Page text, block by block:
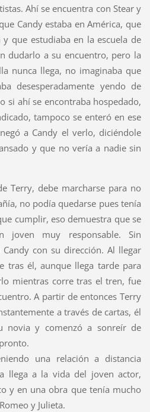
Ahí se encuentra con Stear y
Candy estaba en América, que
que estudiaba en la escuela de
dudarlo a su encuentro, pero la
nunca llega, no imaginaba que
desesperadamente yendo de
si ahí se encontraba hospedado,
tampoco se enteró en ese
a Candy el verlo, diciéndole
y que no vería a nadie sin
Terry, debe marcharse para no
no podía quedarse pues tenía
cumplir, eso demuestra que se
joven muy responsable. Sin
con su dirección. Al llegar
tras él, aunque llega tarde para
mientras corre tras el tren, fue
A partir de entonces Terry
a través de cartas, él
novia y comenzó a sonreír de
una relación a distancia
llega a la vida del joven actor,
y en una obra que tenía mucho
y Julieta.